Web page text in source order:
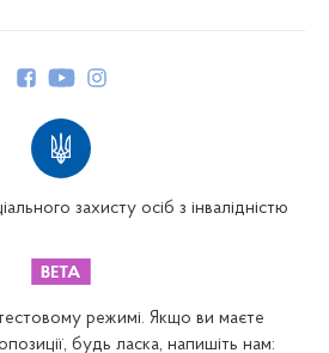
захисту осіб з інвалідністю
режимі. Якщо ви маєте
будь ласка, напишіть нам: